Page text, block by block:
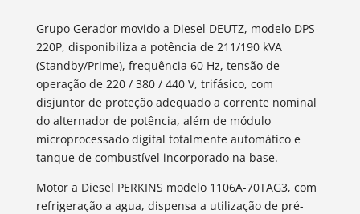
Grupo Gerador movido a Diesel DEUTZ, modelo DPS-
220P, disponibiliza a potência de 211/190 kVA
(Standby/Prime), frequência 60 Hz, tensão de
operação de 220 / 380 / 440 V, trifásico, com
disjuntor de proteção adequado a corrente nominal
do alternador de potência, além de módulo
microprocessado digital totalmente automático e
tanque de combustível incorporado na base.
Motor a Diesel PERKINS modelo 1106A-70TAG3, com
refrigeração a agua, dispensa a utilização de pré-